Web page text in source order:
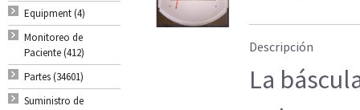
Equipment (4)
Monitoreo de
Paciente (412)
Partes (34601)
Suministro de
Descripción
La